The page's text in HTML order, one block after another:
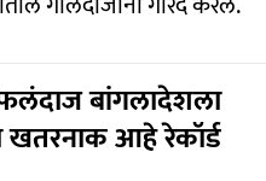
बांगलादेशला
खतरनाक आहे रेकॉर्ड